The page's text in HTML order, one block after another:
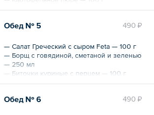
— Круассан с арахисом — 40 г
Общий вес – 590 г 490 ₽
Обед № 5
— Салат Греческий с сыром Feta — 100 г
— Борщ с говядиной, сметаной и зеленью
— 250 мл
— Биточки куриные с перцем — 100 г
— Тушеная капуста — 100 г
490 ₽
Обед № 6